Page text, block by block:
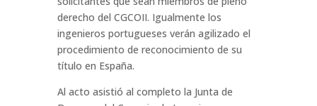
derecho del CGCOII. Igualmente los
ingenieros portugueses verán agilizado el
procedimiento de reconocimiento de su
título en España.
Al acto asistió al completo la Junta de